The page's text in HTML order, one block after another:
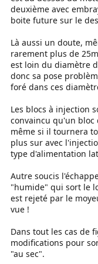
deuxième avec
boite future sur le
Là aussi un doute,
rarement plus de
est loin du diamètre
donc sa pose
foré dans ces
Les blocs à injection
convaincu qu'un
même si il tournera
plus sur avec
type d'alimentation
Autre soucis
"humide" qui sort le
est rejeté par le
vue !
Dans tout les cas de
modifications pour
"au sec".